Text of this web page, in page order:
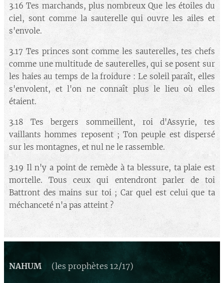
3.16 Tes marchands, plus nombreux Que les étoiles du
ciel, sont comme la sauterelle qui ouvre les ailes et
s'envole.
3.17 Tes princes sont comme les sauterelles, tes chefs
comme une multitude de sauterelles, qui se posent sur
les haies au temps de la froidure : Le soleil paraît, elles
s'envolent, et l'on ne connaît plus le lieu où elles
étaient.
3.18 Tes bergers sommeillent, roi d'Assyrie, tes
vaillants hommes reposent ; Ton peuple est dispersé
sur les montagnes, et nul ne le rassemble.
3.19 Il n'y a point de remède à ta blessure, ta plaie est
mortelle. Tous ceux qui entendront parler de toi
Battront des mains sur toi ; Car quel est celui que ta
méchanceté n'a pas atteint ?
NAHUM (les prophètes 12/17)